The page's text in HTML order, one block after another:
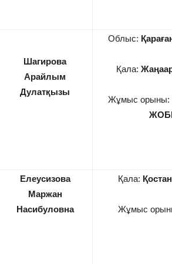
Шагирова
Арайлым
Дулатқызы
Облыс:
Қала:
Жұмыс орыны:
Елеусизова
Маржан
Насибуловна
Қала:
Жұмыс